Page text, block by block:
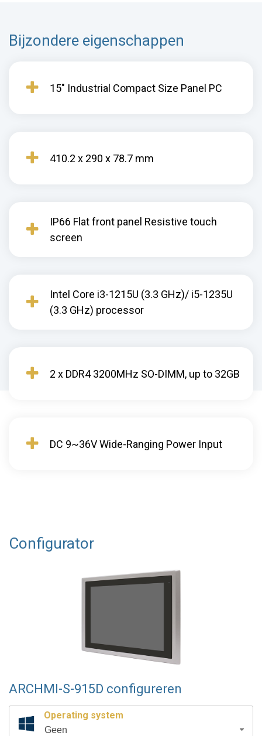
Bijzondere eigenschappen
15" Industrial Compact Size Panel PC
410.2 x 290 x 78.7 mm
IP66 Flat front panel Resistive touch
screen
Intel Core i3-1215U (3.3 GHz)/ i5-1235U
(3.3 GHz) processor
2 x DDR4 3200MHz SO-DIMM, up to 32GB
DC 9~36V Wide-Ranging Power Input
Configurator
ARCHMI-S-915D configureren
Operating system
Geen